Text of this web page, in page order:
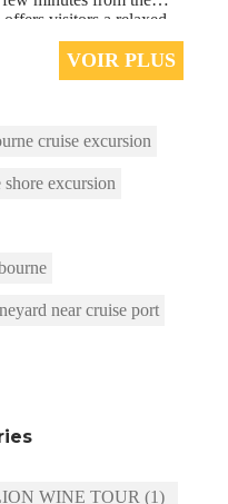
visitors a relaxed
VOIR PLUS
cruise excursion
excursion
near cruise port
WINE TOUR (1)